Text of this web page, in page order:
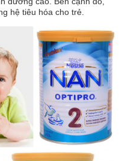
hệ tiêu hóa cho trẻ.